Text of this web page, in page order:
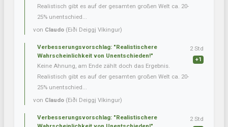
Realistisch gibt es auf der gesamten großen Welt ca. 20-
25% unentschied...
von Claudo (Eiði Deiggj Víkingur)
Verbesserungsvorschlag: "Realistischere
Wahrscheinlichkeit von Unentschieden!"
Keine Ahnung, am Ende zählt doch das Ergebnis.
Realistisch gibt es auf der gesamten großen Welt ca. 20-
25% unentschied...
von Claudo (Eiði Deiggj Víkingur)
2 Std
+1
Verbesserungsvorschlag: "Realistischere
2 Std